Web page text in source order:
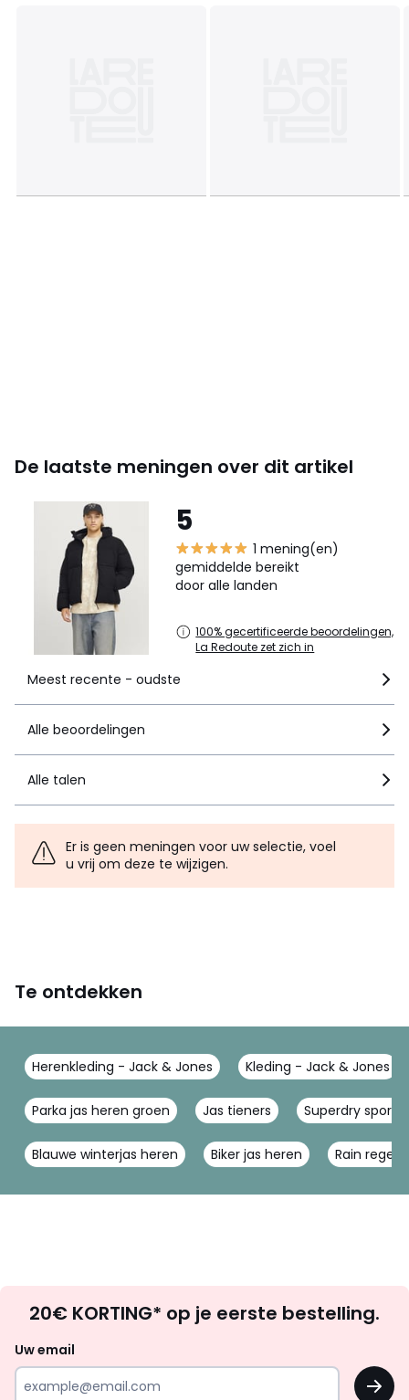
De laatste meningen over dit artikel
5
1 mening(en)
gemiddelde bereikt
door alle landen
100% gecertificeerde beoordelingen,
La Redoute zet zich in
Meest recente - oudste
Alle beoordelingen
Alle talen
Er is geen meningen voor uw selectie, voel
u vrij om deze te wijzigen.
Te ontdekken
Herenkleding - Jack & Jones Kleding - Jack & Jones
Parka jas heren groen Jas tieners Superdry sport
Blauwe winterjas heren Biker jas heren Rain
zoek
inspiratie
20€ KORTING* op je eerste bestelling.
Uw email
OK